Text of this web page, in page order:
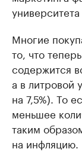
Многие
то, что
содержится
а в литровой
на 7,5%). То
меньшее
таким
на инфляцию.